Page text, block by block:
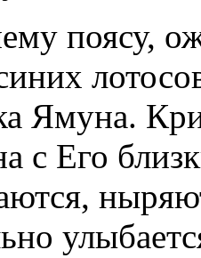
поясу,
Ямуна.
с Его